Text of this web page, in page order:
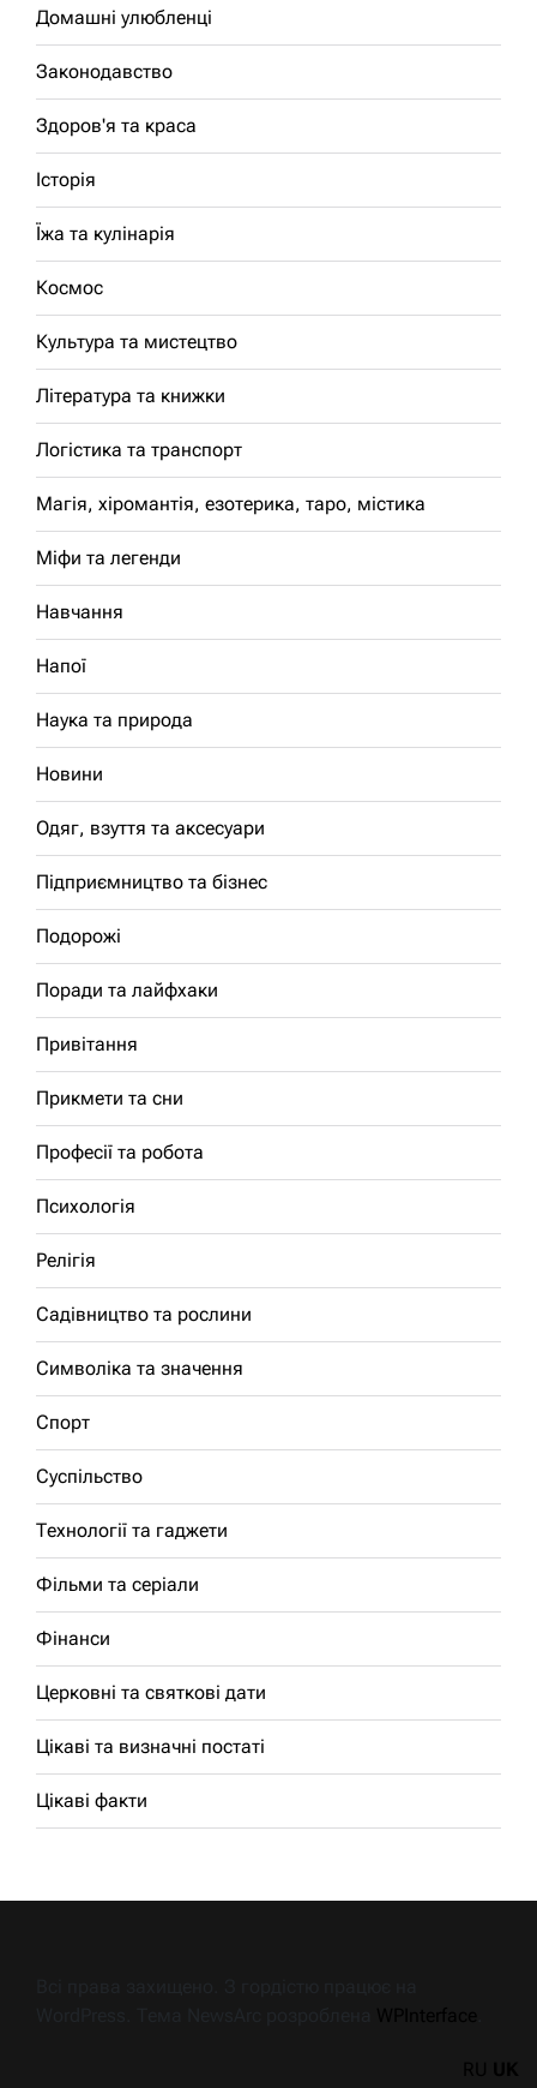
Домашні улюбленці
Законодавство
Здоров'я та краса
Історія
Їжа та кулінарія
Космос
Культура та мистецтво
Література та книжки
Логістика та транспорт
Магія, хіромантія, езотерика, таро, містика
Міфи та легенди
Навчання
Напої
Наука та природа
Новини
Одяг, взуття та аксесуари
Підприємництво та бізнес
Подорожі
Поради та лайфхаки
Привітання
Прикмети та сни
Професії та робота
Психологія
Релігія
Садівництво та рослини
Символіка та значення
Спорт
Суспільство
Технології та гаджети
Фільми та серіали
Фінанси
Церковні та святкові дати
Цікаві та визначні постаті
Цікаві факти